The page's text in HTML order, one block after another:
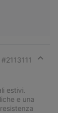
#2113111
estivi.
e una